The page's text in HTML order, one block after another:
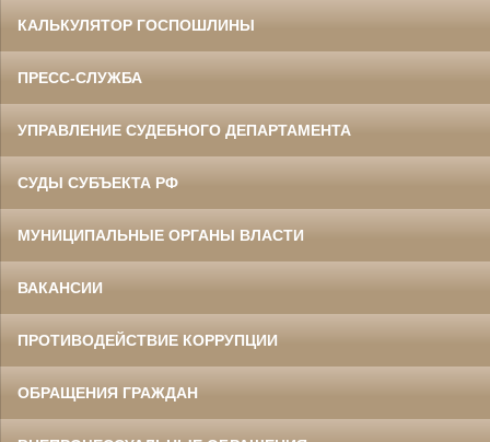
КАЛЬКУЛЯТОР ГОСПОШЛИНЫ
ПРЕСС-СЛУЖБА
УПРАВЛЕНИЕ СУДЕБНОГО ДЕПАРТАМЕНТА
СУДЫ СУБЪЕКТА РФ
МУНИЦИПАЛЬНЫЕ ОРГАНЫ ВЛАСТИ
ВАКАНСИИ
ПРОТИВОДЕЙСТВИЕ КОРРУПЦИИ
ОБРАЩЕНИЯ ГРАЖДАН